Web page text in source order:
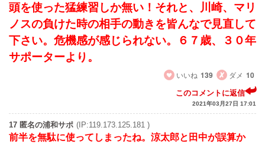
頭を使った猛練習しか無い！それと、川崎、マリ
ノスの負けた時の相手の動きを皆んなで見直して
下さい。危機感が感じられない。６７歳、３０年
サポーターより。
いいね 139 ダメ 10
このコメントに返信
2021年03月27日 17:01
17 匿名の浦和サポ (IP:119.173.125.181 )
前半を無駄に使ってしまったね。涼太郎と田中が誤算か